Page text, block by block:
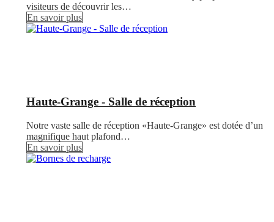
visiteurs de découvrir les…
En savoir plus
Haute-Grange - Salle de réception
Notre vaste salle de réception «Haute-Grange» est dotée d’un
magnifique haut plafond…
En savoir plus